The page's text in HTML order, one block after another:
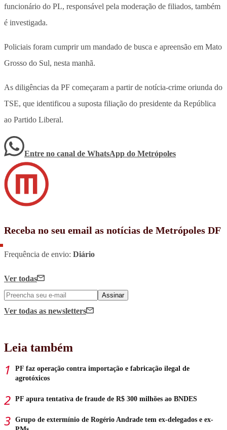
funcionário do PL, responsável pela moderação de filiados, também
é investigada.
Policiais foram cumprir um mandado de busca e apreensão em Mato
Grosso do Sul, nesta manhã.
As diligências da PF começaram a partir de notícia-crime oriunda do
TSE, que identificou a suposta filiação do presidente da República
ao Partido Liberal.
Entre no canal de WhatsApp do Metrópoles
Receba no seu email as notícias de Metrópoles DF
Frequência de envio: Diário
Ver todas
Assinar
Ver todas as newsletters
Leia também
PF faz operação contra importação e fabricação ilegal de
agrotóxicos
PF apura tentativa de fraude de R$ 300 milhões ao BNDES
Grupo de extermínio de Rogério Andrade tem ex-delegados e ex-